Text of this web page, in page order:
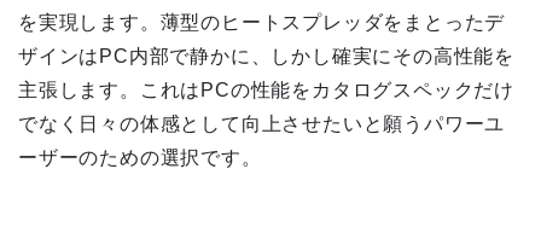
を実現します。薄型のヒートスプレッダをまとったデ
ザインはPC内部で静かに、しかし確実にその高性能を
主張します。これはPCの性能をカタログスペックだけ
でなく日々の体感として向上させたいと願うパワーユ
ーザーのための選択です。